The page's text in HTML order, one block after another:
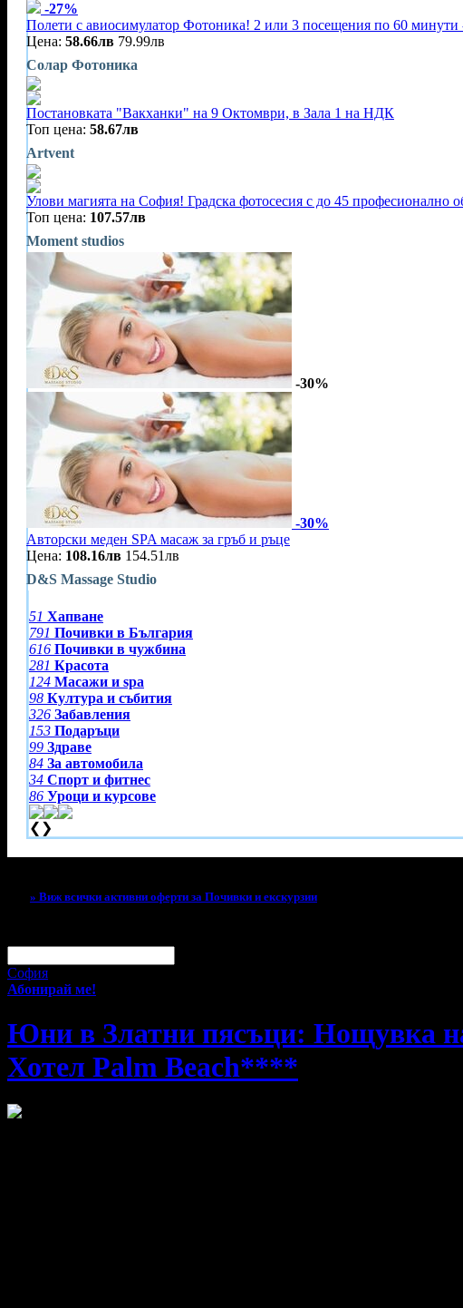
-27%
Полети с авиосимулатор Фотоника! 2 или 3 посещения по 60 минути
Цена: 58.66лв 79.99лв
Солар Фотоника
Постановката "Вакханки" на 9 Октомври, в Зала 1 на НДК
Топ цена: 58.67лв
Artvent
Улови магията на София! Градска фотосесия с до 45 професионално
Топ цена: 107.57лв
Moment studios
-30%
-30%
Авторски меден SPA масаж за гръб и ръце
Цена: 108.16лв 154.51лв
D&S Massage Studio
51 Хапване
791 Почивки в България
616 Почивки в чужбина
281 Красота
124 Масажи и spa
98 Култура и събития
326 Забавления
153 Подаръци
99 Здраве
84 За автомобила
34 Спорт и фитнес
86 Уроци и курсове
❮ ❯
» Виж всички активни оферти за Почивки и екскурзии
София
Абонирай ме!
Юни в Златни пясъци: Нощувка
Хотел Palm Beach****